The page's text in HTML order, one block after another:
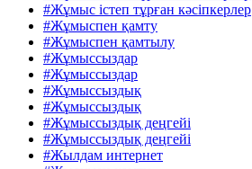
#Жұмыс істеп тұрған кәсіпкерлер
#Жұмыспен қамту
#Жұмыспен қамтылу
#Жұмыссыздар
#Жұмыссыздар
#Жұмыссыздық
#Жұмыссыздық
#Жұмыссыздық деңгейі
#Жұмыссыздық деңгейі
#Жылдам интернет